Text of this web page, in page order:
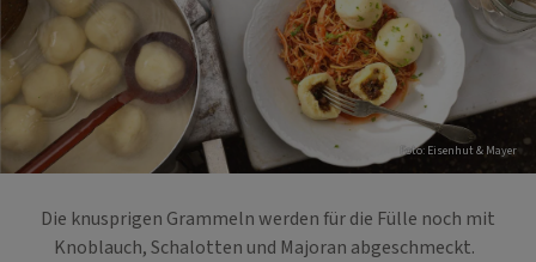
Foto: Eisenhut & Mayer
Die knusprigen Grammeln werden für die Fülle noch mit
Knoblauch, Schalotten und Majoran abgeschmeckt.